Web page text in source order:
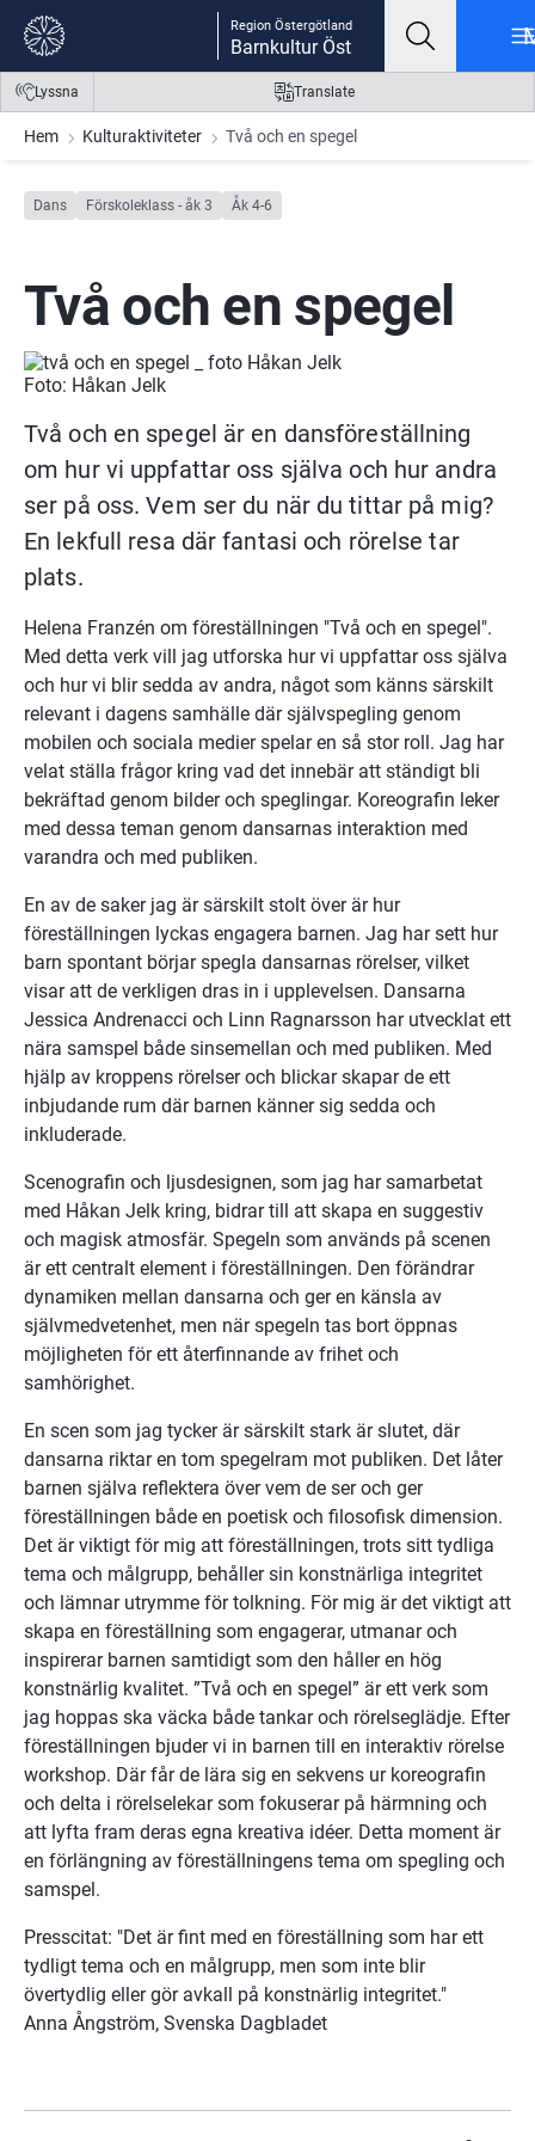
Gå till innehåll
Gå till meny
Gå till sidfot Region Östergötland
Barnkultur Öst
Lyssna Translate
Hem Kulturaktiviteter Två och en spegel
Dans Förskoleklass - åk 3 Åk 4-6
Två och en spegel
Foto: Håkan Jelk
Två och en spegel är en dansföreställning
om hur vi uppfattar oss själva och hur andra
ser på oss. Vem ser du när du tittar på mig?
En lekfull resa där fantasi och rörelse tar
plats.
Helena Franzén om föreställningen "Två och en spegel".
Med detta verk vill jag utforska hur vi uppfattar oss själva
och hur vi blir sedda av andra, något som känns särskilt
relevant i dagens samhälle där självspegling genom
mobilen och sociala medier spelar en så stor roll. Jag har
velat ställa frågor kring vad det innebär att ständigt bli
bekräftad genom bilder och speglingar. Koreografin leker
med dessa teman genom dansarnas interaktion med
varandra och med publiken.
En av de saker jag är särskilt stolt över är hur
föreställningen lyckas engagera barnen. Jag har sett hur
barn spontant börjar spegla dansarnas rörelser, vilket
visar att de verkligen dras in i upplevelsen. Dansarna
Jessica Andrenacci och Linn Ragnarsson har utvecklat ett
nära samspel både sinsemellan och med publiken. Med
hjälp av kroppens rörelser och blickar skapar de ett
inbjudande rum där barnen känner sig sedda och
inkluderade.
Scenografin och ljusdesignen, som jag har samarbetat
med Håkan Jelk kring, bidrar till att skapa en suggestiv
och magisk atmosfär. Spegeln som används på scenen
är ett centralt element i föreställningen. Den förändrar
dynamiken mellan dansarna och ger en känsla av
självmedvetenhet, men när spegeln tas bort öppnas
möjligheten för ett återfinnande av frihet och
samhörighet.
En scen som jag tycker är särskilt stark är slutet, där
dansarna riktar en tom spegelram mot publiken. Det låter
barnen själva reflektera över vem de ser och ger
föreställningen både en poetisk och filosofisk dimension.
Det är viktigt för mig att föreställningen, trots sitt tydliga
tema och målgrupp, behåller sin konstnärliga integritet
och lämnar utrymme för tolkning. För mig är det viktigt att
skapa en föreställning som engagerar, utmanar och
inspirerar barnen samtidigt som den håller en hög
konstnärlig kvalitet. ”Två och en spegel” är ett verk som
jag hoppas ska väcka både tankar och rörelseglädje. Efter
föreställningen bjuder vi in barnen till en interaktiv rörelse
workshop. Där får de lära sig en sekvens ur koreografin
och delta i rörelselekar som fokuserar på härmning och
att lyfta fram deras egna kreativa idéer. Detta moment är
en förlängning av föreställningens tema om spegling och
samspel.
Presscitat: "Det är fint med en föreställning som har ett
tydligt tema och en målgrupp, men som inte blir
övertydlig eller gör avkall på konstnärlig integritet."
Anna Ångström, Svenska Dagbladet